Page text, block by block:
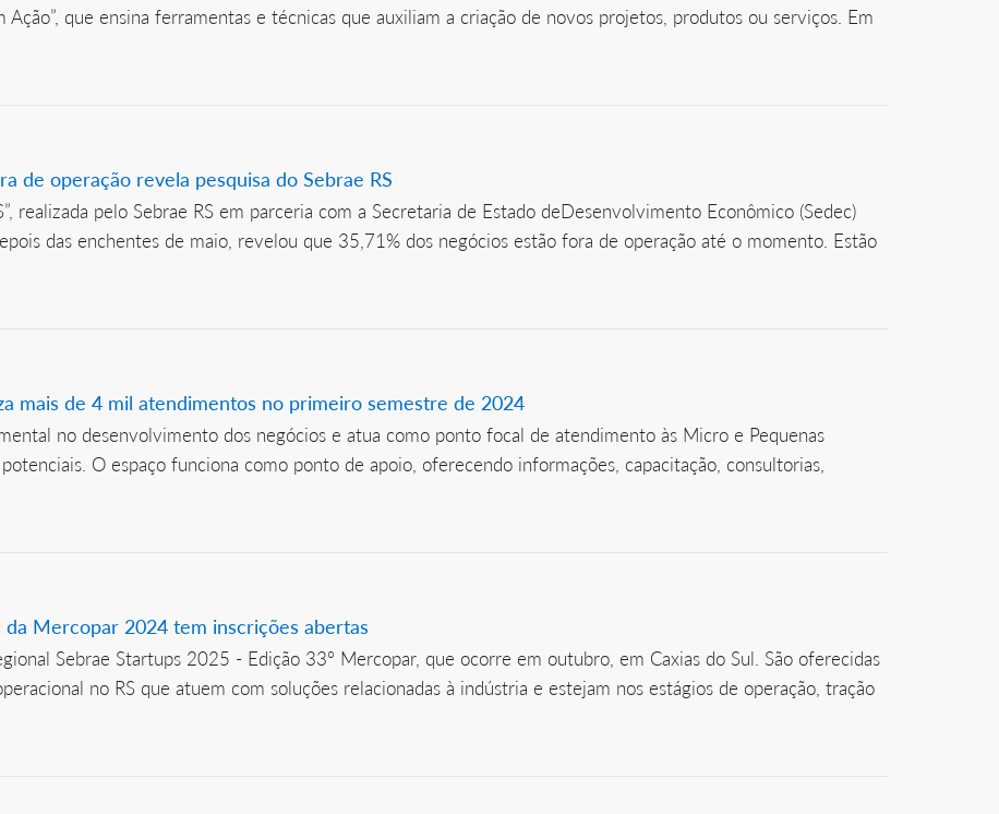
que ensina ferramentas e técnicas que auxiliam a criação de novos projetos, produtos ou serviços. Em
de operação revela pesquisa do Sebrae RS
realizada pelo Sebrae RS em parceria com a Secretaria de Estado deDesenvolvimento Econômico (Sedec)
das enchentes de maio, revelou que 35,71% dos negócios estão fora de operação até o momento. Estão
mais de 4 mil atendimentos no primeiro semestre de 2024
no desenvolvimento dos negócios e atua como ponto focal de atendimento às Micro e Pequenas
O espaço funciona como ponto de apoio, oferecendo informações, capacitação, consultorias,
Mercopar 2024 tem inscrições abertas
Sebrae Startups 2025 - Edição 33º Mercopar, que ocorre em outubro, em Caxias do Sul. São oferecidas
no RS que atuem com soluções relacionadas à indústria e estejam nos estágios de operação, tração